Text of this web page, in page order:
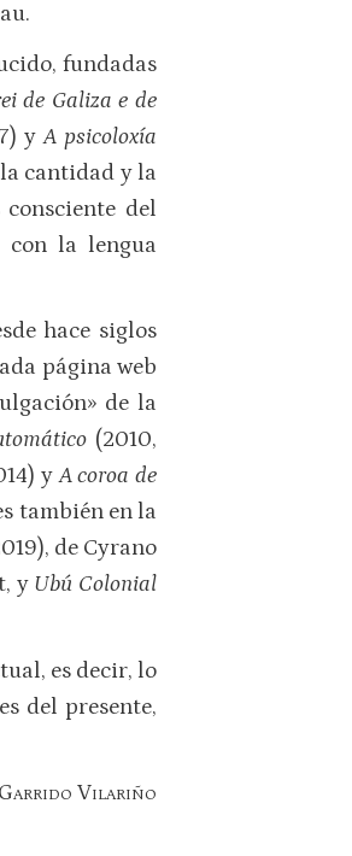
fundadas
de Galiza e de
yA psicoloxía
cantidad y la
del
con la lengua
hace siglos
página web
de la
(2010,
yA coroa de
también en la
de Cyrano
y Ubú Colonial
es decir, lo
del presente,
Garrido Vilariño